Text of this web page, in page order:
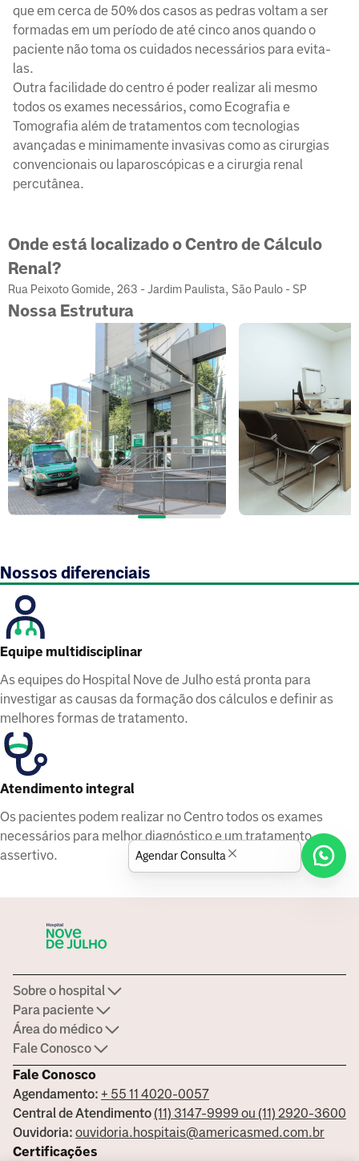
que em cerca de 50% dos casos as pedras voltam a ser
formadas em um período de até cinco anos quando o
paciente não toma os cuidados necessários para evita-
las.
Outra facilidade do centro é poder realizar ali mesmo
todos os exames necessários, como Ecografia e
Tomografia além de tratamentos com tecnologias
avançadas e minimamente invasivas como as cirurgias
convencionais ou laparoscópicas e a cirurgia renal
percutânea.
Onde está localizado o Centro de Cálculo
Renal?
Rua Peixoto Gomide, 263 - Jardim Paulista, São Paulo - SP
Nossa Estrutura
Nossos diferenciais
Equipe multidisciplinar
As equipes do Hospital Nove de Julho está pronta para
investigar as causas da formação dos cálculos e definir as
melhores formas de tratamento.
Atendimento integral
Os pacientes podem realizar no Centro todos os exames
necessários para melhor diagnóstico e um tratamento
assertivo.
Fale Conosco
Agendamento: + 55 11 4020-0057
Central de Atendimento(11) 3147-9999 ou (11) 2920-3600
Ouvidoria: ouvidoria.hospitais@americasmed.com.br
Certificações
Sobre o hospital
Para paciente
Área do médico
Fale Conosco
Agendar Consulta